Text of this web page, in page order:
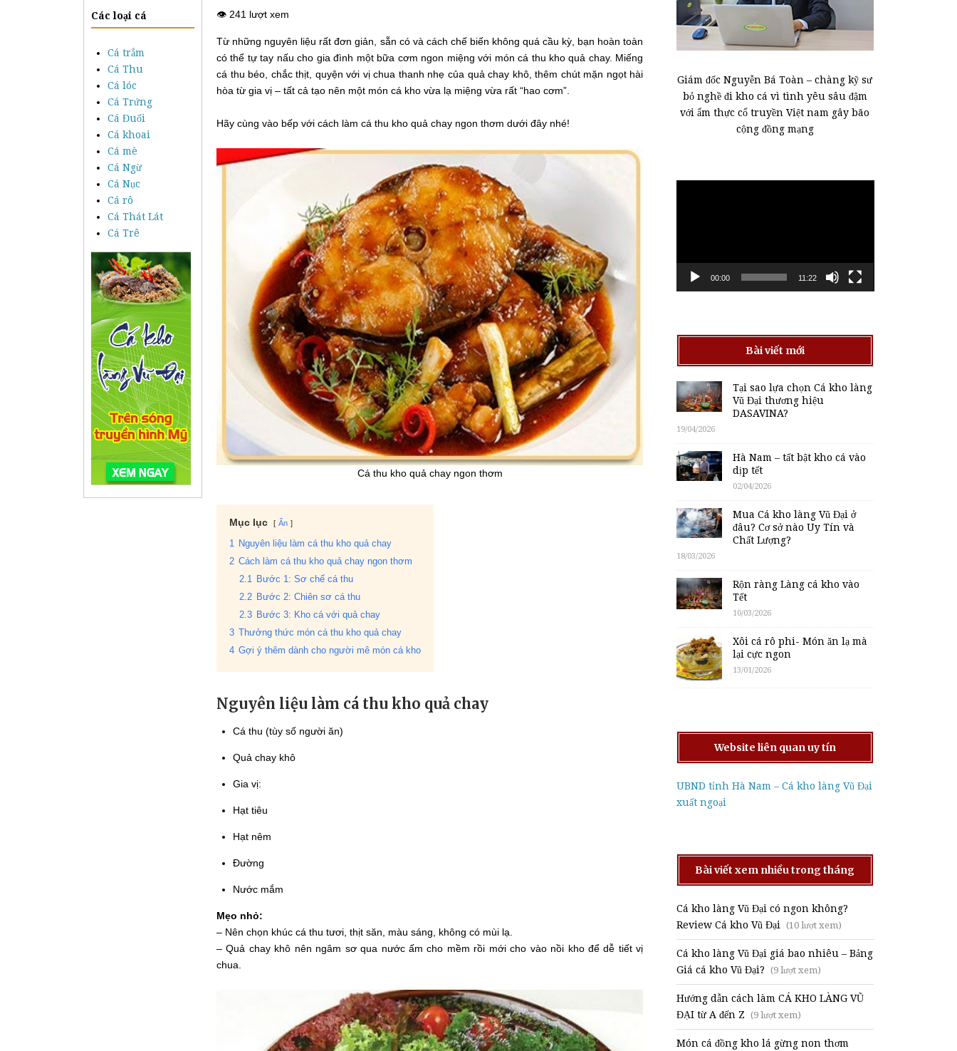
Các loại cá
Cá trắm
Cá Thu
Cá lóc
Cá Trứng
Cá Đuối
Cá khoai
Cá mè
Cá Ngừ
Cá Nục
Cá rô
Cá Thát Lát
Cá Trê
👁️ 241 lượt xem
Từ những nguyên liệu rất đơn giản, sẵn có và cách chế biến không quá cầu kỳ, bạn hoàn toàn
có thể tự tay nấu cho gia đình một bữa cơm ngon miệng với món cá thu kho quả chay. Miếng
cá thu béo, chắc thịt, quyện với vị chua thanh nhẹ của quả chay khô, thêm chút mặn ngọt hài
hòa từ gia vị – tất cả tạo nên một món cá kho vừa lạ miệng vừa rất “hao cơm”.
Hãy cùng vào bếp với cách làm cá thu kho quả chay ngon thơm dưới đây nhé!
Cá thu kho quả chay ngon thơm
Mục lục Ẩn
1
Nguyên liệu làm cá thu kho quả chay
2 Cách làm cá thu kho quả chay ngon thơm
2.1
Bước 1: Sơ chế cá thu
2.2 Bước 2: Chiên sơ cá thu
2.3 Bước 3: Kho cá với quả chay
3 Thưởng thức món cá thu kho quả chay
4 Gợi ý thêm dành cho người mê món cá kho
Nguyên liệu làm cá thu kho quả chay
Cá thu (tùy số người ăn)
Quả chay khô
Gia vị:
Hạt tiêu
Hạt nêm
Đường
Nước mắm
Mẹo nhỏ:
– Nên chọn khúc cá thu tươi, thịt săn, màu sáng, không có mùi lạ.
– Quả chay khô nên ngâm sơ qua nước ấm cho mềm rồi mới cho vào nồi kho để dễ tiết vị
chua.
Giám đốc Nguyễn Bá Toàn – chàng kỹ sư
bỏ nghề đi kho cá vì tình yêu sâu đậm
với ẩm thực cổ truyền Việt nam gây bão
cộng đồng mạng
00:00 11:22
Bài viết mới
Tại sao lựa chọn Cá kho làng
Vũ Đại thương hiệu
DASAVINA?
19/04/2026
Hà Nam – tất bật kho cá vào
dịp tết
02/04/2026
Mua Cá kho làng Vũ Đại ở
đâu? Cơ sở nào Uy Tín và
Chất Lượng?
18/03/2026
Rộn ràng Làng cá kho vào
Tết
10/03/2026
Xôi cá rô phi- Món ăn lạ mà
lại cực ngon
13/01/2026
Website liên quan uy tín
UBND tỉnh Hà Nam – Cá kho làng Vũ Đại
xuất ngoại
Bài viết xem nhiều trong tháng
Cá kho làng Vũ Đại có ngon không?
Review Cá kho Vũ Đại (10 lượt xem)
Cá kho làng Vũ Đại giá bao nhiêu – Bảng
Giá cá kho Vũ Đại? (9 lượt xem)
Hướng dẫn cách làm CÁ KHO LÀNG VŨ
ĐẠI từ A đến Z (9 lượt xem)
Món cá đồng kho lá gừng non thơm